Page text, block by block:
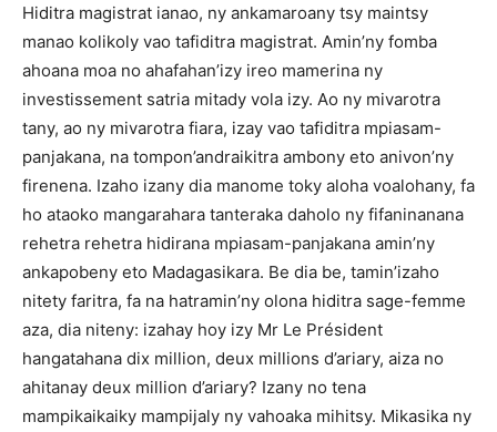
Hiditra magistrat ianao, ny ankamaroany tsy maintsy
manao kolikoly vao tafiditra magistrat. Amin’ny fomba
ahoana moa no ahafahan’izy ireo mamerina ny
investissement satria mitady vola izy. Ao ny mivarotra
tany, ao ny mivarotra fiara, izay vao tafiditra mpiasam-
panjakana, na tompon’andraikitra ambony eto anivon’ny
firenena. Izaho izany dia manome toky aloha voalohany, fa
ho ataoko mangarahara tanteraka daholo ny fifaninanana
rehetra rehetra hidirana mpiasam-panjakana amin’ny
ankapobeny eto Madagasikara. Be dia be, tamin’izaho
nitety faritra, fa na hatramin’ny olona hiditra sage-femme
aza, dia niteny: izahay hoy izy Mr Le Président
hangatahana dix million, deux millions d’ariary, aiza no
ahitanay deux million d’ariary? Izany no tena
mampikaikaiky mampijaly ny vahoaka mihitsy. Mikasika ny